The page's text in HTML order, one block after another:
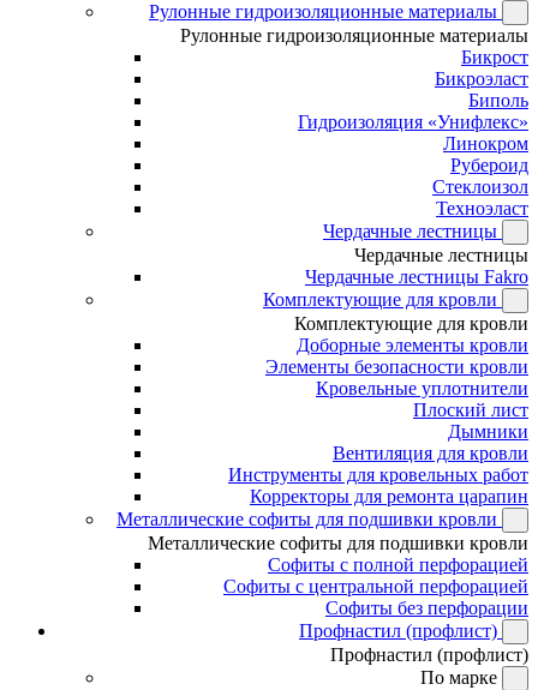
Рулонные гидроизоляционные материалы
Рулонные гидроизоляционные материалы
Бикрост
Бикроэласт
Биполь
Гидроизоляция «Унифлекс»
Линокром
Рубероид
Стеклоизол
Техноэласт
Чердачные лестницы
Чердачные лестницы
Чердачные лестницы Fakro
Комплектующие для кровли
Комплектующие для кровли
Доборные элементы кровли
Элементы безопасности кровли
Кровельные уплотнители
Плоский лист
Дымники
Вентиляция для кровли
Инструменты для кровельных работ
Корректоры для ремонта царапин
Металлические софиты для подшивки кровли
Металлические софиты для подшивки кровли
Софиты с полной перфорацией
Софиты с центральной перфорацией
Софиты без перфорации
Профнастил (профлист)
Профнастил (профлист)
По марке